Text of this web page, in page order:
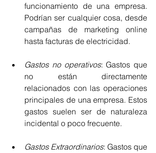
funcionamiento de una empresa.
Podrían ser cualquier cosa, desde
campañas de marketing online
hasta facturas de electricidad.
Gastos no operativos: Gastos que
no están directamente
relacionados con las operaciones
principales de una empresa. Estos
gastos suelen ser de naturaleza
incidental o poco frecuente.
Gastos Extraordinarios: Gastos que